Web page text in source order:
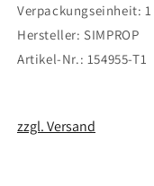
Verpackungseinheit:
Hersteller: SIMPROP
Artikel-Nr.: 154955-T1
zzgl. Versand